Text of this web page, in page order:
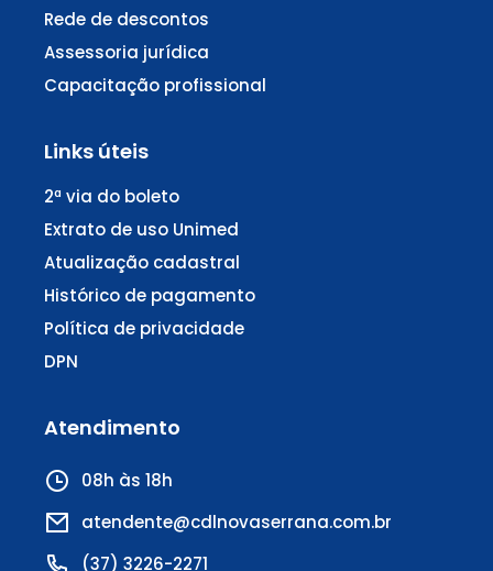
Rede de descontos
Assessoria jurídica
Capacitação profissional
Links úteis
2ª via do boleto
Extrato de uso Unimed
Atualização cadastral
Histórico de pagamento
Política de privacidade
DPN
Atendimento
08h às 18h
atendente@cdlnovaserrana.com.br
(37) 3226-2271